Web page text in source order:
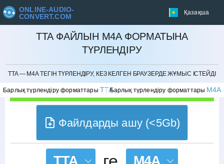
ONLINE-AUDIO-
CONVERT.COM
Қазақша
TTA ФАЙЛЫН M4A ФОРМАТЫНА
ТҮРЛЕНДІРУ
TTA — M4A ТЕГІН ТҮРЛЕНДІРУ, КЕЗ КЕЛГЕН БРАУЗЕРДЕ ЖҰМЫС ІСТЕЙДІ
Барлық түрлендіру форматтары TTAБарлық түрлендіру форматтары M4A
БОЛДЫРМАУ
Файлдарды ашу (<5Gb)
TTA M4A